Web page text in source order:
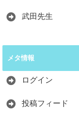
武田先生
メタ情報
ログイン
投稿フィード